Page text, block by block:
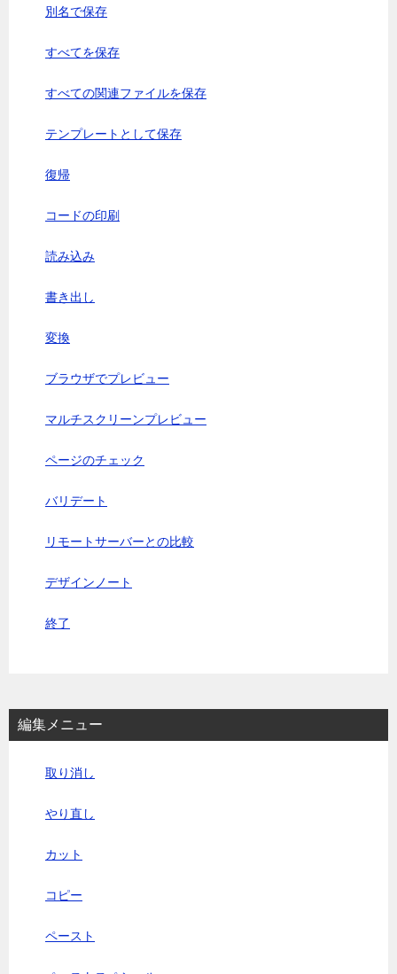
別名で保存
すべてを保存
すべての関連ファイルを保存
テンプレートとして保存
復帰
コードの印刷
読み込み
書き出し
変換
ブラウザでプレビュー
マルチスクリーンプレビュー
ページのチェック
バリデート
リモートサーバーとの比較
デザインノート
終了
編集メニュー
取り消し
やり直し
カット
コピー
ペースト